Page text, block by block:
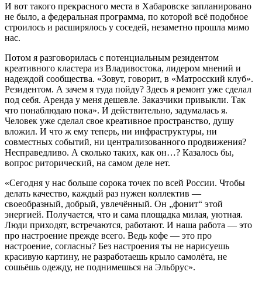
И вот такого прекрасного места в Хабаровске запланировано
не было, а федеральная программа, по которой всё подобное
строилось и расширялось у соседей, незаметно прошла мимо
нас.
Потом я разговорилась с потенциальным резидентом
креативного кластера из Владивостока, лидером мнений и
надеждой сообщества. «Зовут, говорит, в «Матросский клуб».
Резидентом. А зачем я туда пойду? Здесь я ремонт уже сделал
под себя. Аренда у меня дешевле. Заказчики привыкли. Так
что понаблюдаю пока». И действительно, задумалась я.
Человек уже сделал свое креативное пространство, душу
вложил. И что ж ему теперь, ни инфраструктуры, ни
совместных событий, ни централизованного продвижения?
Несправедливо. А сколько таких, как он…? Казалось бы,
вопрос риторический, на самом деле нет.
«Сегодня у нас больше сорока точек по всей России. Чтобы
делать качество, каждый раз нужен коллектив —
своеобразный, добрый, увлечённый. Он „фонит“ этой
энергией. Получается, что и сама площадка милая, уютная.
Люди приходят, встречаются, работают. И наша работа — это
про настроение прежде всего. Ведь кофе — это про
настроение, согласны? Без настроения ты не нарисуешь
красивую картину, не разработаешь крыло самолёта, не
сошьёшь одежду, не поднимешься на Эльбрус».